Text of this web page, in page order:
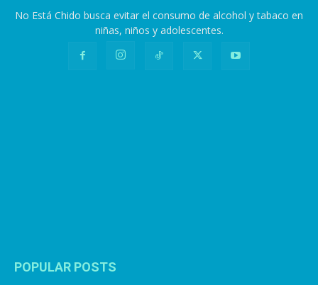
No Está Chido busca evitar el consumo de alcohol y tabaco en
niñas, niños y adolescentes.
POPULAR POSTS